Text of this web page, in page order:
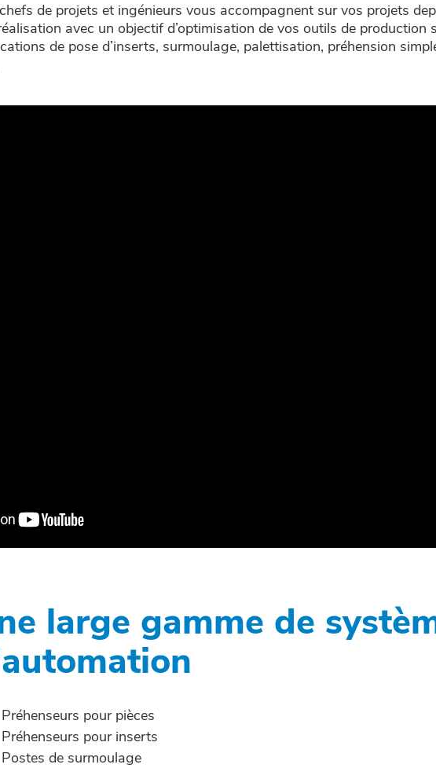
de projets et ingénieurs vous accompagnent sur vos projets
avec un objectif d’optimisation de vos outils de production
de pose d’inserts, surmoulage, palettisation, préhension
large gamme de
Préhenseurs pour pièces
Préhenseurs pour inserts
Postes de surmoulage